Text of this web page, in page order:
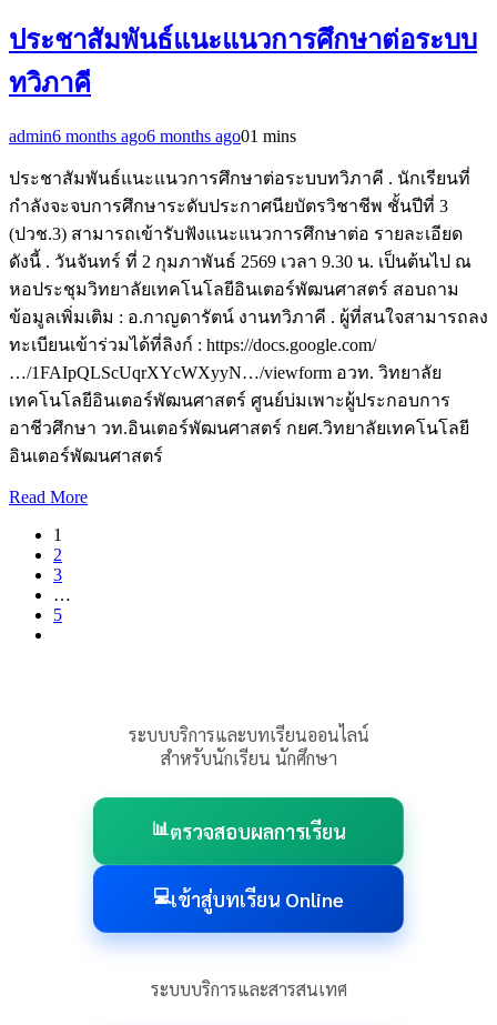
ประชาสัมพันธ์แนะแนวการศึกษาต่อระบบ
ทวิภาคี
admin6 months ago6 months ago01 mins
ประชาสัมพันธ์แนะแนวการศึกษาต่อระบบทวิภาคี . นักเรียนที่
กำลังจะจบการศึกษาระดับประกาศนียบัตรวิชาชีพ ชั้นปีที่ 3
(ปวช.3) สามารถเข้ารับฟังแนะแนวการศึกษาต่อ รายละเอียด
ดังนี้ . วันจันทร์ ที่ 2 กุมภาพันธ์ 2569 เวลา 9.30 น. เป็นต้นไป ณ
หอประชุมวิทยาลัยเทคโนโลยีอินเตอร์พัฒนศาสตร์ สอบถาม
ข้อมูลเพิ่มเติม : อ.กาญดารัตน์ งานทวิภาคี . ผู้ที่สนใจสามารถลง
ทะเบียนเข้าร่วมได้ที่ลิงก์ : https://docs.google.com/
…/1FAIpQLScUqrXYcWXyyN…/viewform อวท. วิทยาลัย
เทคโนโลยีอินเตอร์พัฒนศาสตร์ ศูนย์บ่มเพาะผู้ประกอบการ
อาชีวศึกษา วท.อินเตอร์พัฒนศาสตร์ กยศ.วิทยาลัยเทคโนโลยี
อินเตอร์พัฒนศาสตร์
Read More
1
2
3
…
5
ระบบบริการและบทเรียนออนไลน์
สำหรับนักเรียน นักศึกษา
📊ตรวจสอบผลการเรียน
💻เข้าสู่บทเรียน Online
ระบบบริการและสารสนเทศ